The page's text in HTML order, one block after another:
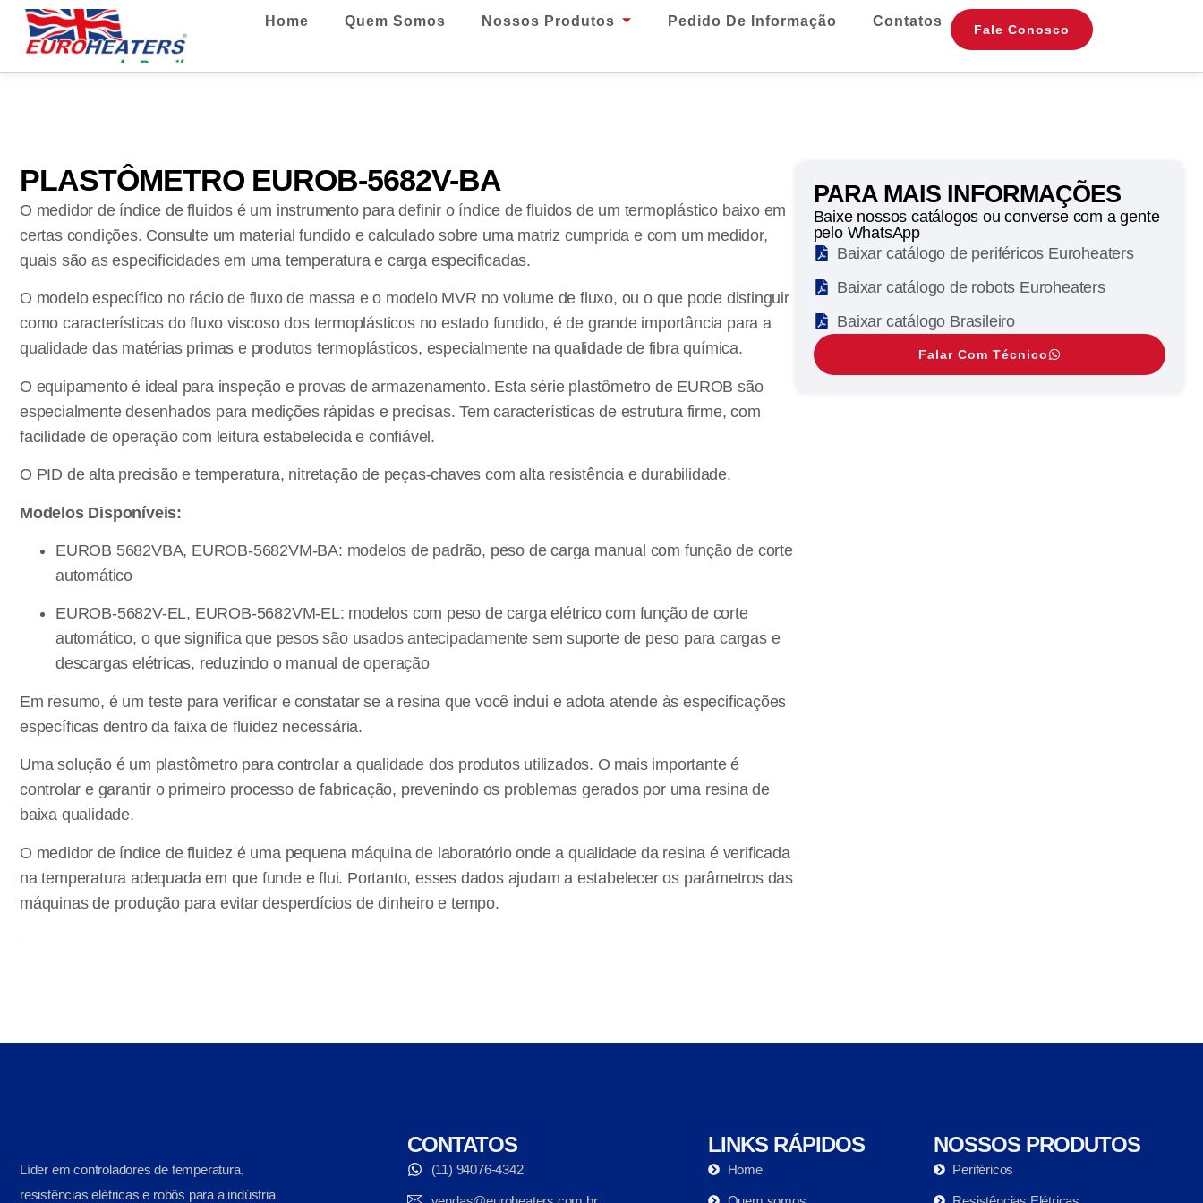
Home Quem Somos Nossos Produtos Pedido De Informação Contatos
Fale Conosco
PLASTÔMETRO EUROB-5682V-BA
O medidor de índice de fluidos é um instrumento para definir o índice de fluidos de um termoplástico baixo em
certas condições. Consulte um material fundido e calculado sobre uma matriz cumprida e com um medidor,
quais são as especificidades em uma temperatura e carga especificadas.
O modelo específico no rácio de fluxo de massa e o modelo MVR no volume de fluxo, ou o que pode distinguir
como características do fluxo viscoso dos termoplásticos no estado fundido, é de grande importância para a
qualidade das matérias primas e produtos termoplásticos, especialmente na qualidade de fibra química.
O equipamento é ideal para inspeção e provas de armazenamento. Esta série plastômetro de EUROB são
especialmente desenhados para medições rápidas e precisas. Tem características de estrutura firme, com
facilidade de operação com leitura estabelecida e confiável.
O PID de alta precisão e temperatura, nitretação de peças-chaves com alta resistência e durabilidade.
Modelos Disponíveis:
EUROB 5682VBA, EUROB-5682VM-BA: modelos de padrão, peso de carga manual com função de corte
automático
EUROB-5682V-EL, EUROB-5682VM-EL: modelos com peso de carga elétrico com função de corte
automático, o que significa que pesos são usados antecipadamente sem suporte de peso para cargas e
descargas elétricas, reduzindo o manual de operação
Em resumo, é um teste para verificar e constatar se a resina que você inclui e adota atende às especificações
específicas dentro da faixa de fluidez necessária.
Uma solução é um plastômetro para controlar a qualidade dos produtos utilizados. O mais importante é
controlar e garantir o primeiro processo de fabricação, prevenindo os problemas gerados por uma resina de
baixa qualidade.
O medidor de índice de fluidez é uma pequena máquina de laboratório onde a qualidade da resina é verificada
na temperatura adequada em que funde e flui. Portanto, esses dados ajudam a estabelecer os parâmetros das
máquinas de produção para evitar desperdícios de dinheiro e tempo.
PARA MAIS INFORMAÇÕES
Baixe nossos catálogos ou converse com a gente
pelo WhatsApp
Baixar catálogo de periféricos Euroheaters
Baixar catálogo de robots Euroheaters
Baixar catálogo Brasileiro
Falar Com Técnico
Líder em controladores de temperatura,
resistências elétricas e robôs para a indústria
CONTATOS
(11) 94076-4342
LINKS RÁPIDOS
Home
NOSSOS PRODUTOS
Periféricos